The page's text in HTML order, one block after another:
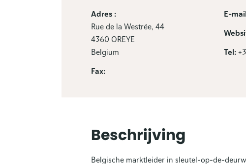
Adres :
Rue de la Westrée, 44
4360 OREYE
Belgium
E-
Tel:
Fax:
Beschrijving
Belgische marktleider in sleutel-op-de-